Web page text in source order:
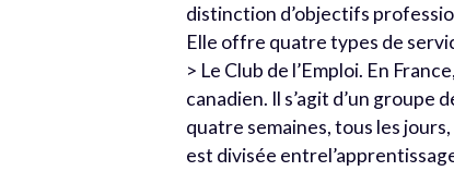
distinction d’objectifs
Elle offre quatre types de
> Le Club de l’Emploi. En
canadien. Il s’agit d’un
quatre semaines, tous les
est divisée